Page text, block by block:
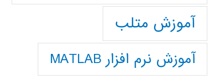
آموزش متلب
آموزش نرم افزار MATLAB